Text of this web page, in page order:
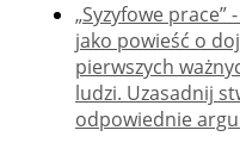
„Syzyfowe
jako powieść o
pierwszych
ludzi. Uzasadnij
odpowiednie